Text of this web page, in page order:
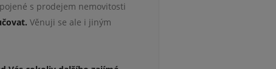
s prodejem nemovitosti
Věnuji se ale i jiným